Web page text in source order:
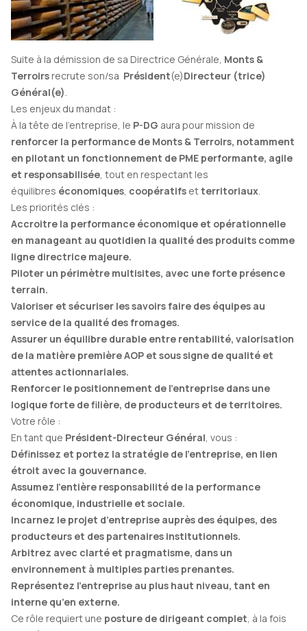
Suite à la démission de sa Directrice Générale, Monts &
Terroirs recrute son/sa Président(e)Directeur (trice)
Général(e).
Les enjeux du mandat :
À la tête de l’entreprise, le P-DG aura pour mission de
renforcer la performance de Monts & Terroirs, notamment
en pilotant un fonctionnement de PME performante, agile
et responsabilisée, tout en respectant les
équilibres économiques, coopératifs etterritoriaux.
Les priorités clés :
Accroitre la performance économique et opérationnelle
en manageant au quotidien la qualité des produits comme
ligne directrice majeure.
Piloter un périmètre multisites, avec une forte présence
terrain.
Valoriser et sécuriser les savoirs faire des équipes au
service de la qualité des fromages.
Assurer un équilibre durable entre rentabilité, valorisation
de la matière première AOP et sous signe de qualité et
attentes actionnariales.
Renforcer le positionnement de l’entreprise dans une
logique forte de filière, de producteurs et de territoires.
Votre rôle :
En tant que Président-Directeur Général, vous :
Définissez et portez la stratégie de l’entreprise, en lien
étroit avec la gouvernance.
Assumez l’entière responsabilité de la performance
économique, industrielle et sociale.
Incarnez le projet d’entreprise auprès des équipes, des
producteurs et des partenaires institutionnels.
Arbitrez avec clarté et pragmatisme, dans un
environnement à multiples parties prenantes.
Représentez l’entreprise au plus haut niveau, tant en
interne qu’en externe.
Ce rôle requiert une posture de dirigeant complet, à la fois